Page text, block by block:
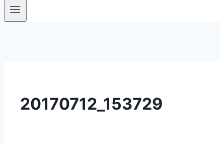
20170712_153729